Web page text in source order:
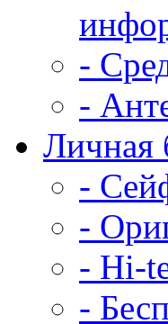
-
-
Личная
-
-
- Hi-
-